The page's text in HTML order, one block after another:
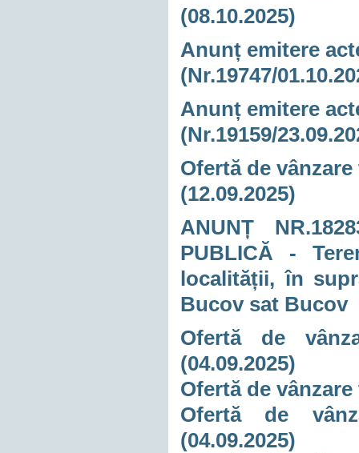
(08.10.2025)
Anunț emitere
(Nr.19747/
Anunț emitere
(Nr.19159/
Ofertă de
(12.09.2025)
ANUNȚ
PUBLICĂ -
localității, în
Bucov sat Bucov
Ofertă de
(04.09.2025)
Ofertă de
Ofertă de
(04.09.2025)